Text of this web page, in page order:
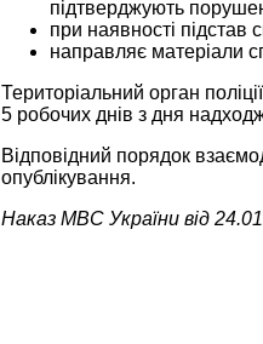
підтверджують
при наявності підстав
направляє матеріали
Територіальний орган
5 робочих днів з дня
Відповідний порядок
опублікування.
Наказ МВС України від